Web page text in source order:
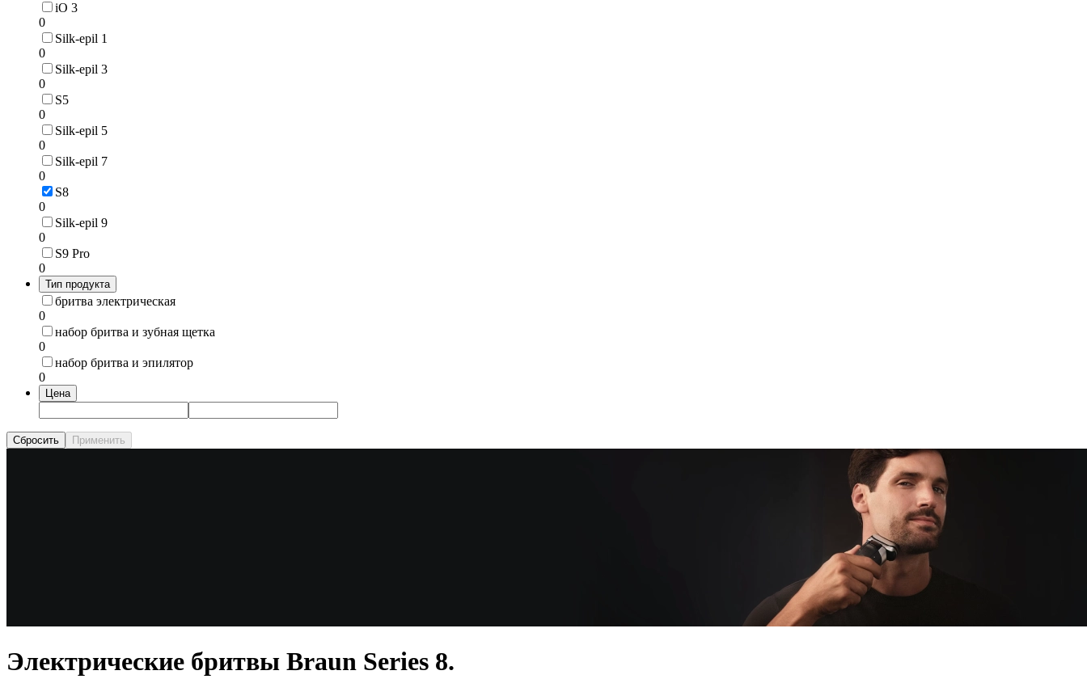
iO 3
0
Silk-epil 1
0
Silk-epil 3
0
S5
0
Silk-epil 5
0
Silk-epil 7
0
S8
0
Silk-epil 9
0
S9 Pro
0
Тип продукта
бритва электрическая
0
набор бритва и зубная щетка
0
набор бритва и эпилятор
0
Цена
Сбросить Применить
Электрические бритвы Braun Series 8.